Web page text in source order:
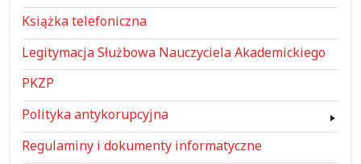
Książka telefoniczna
Legitymacja Służbowa Nauczyciela Akademickiego
PKZP
Polityka antykorupcyjna
Regulaminy i dokumenty informatyczne